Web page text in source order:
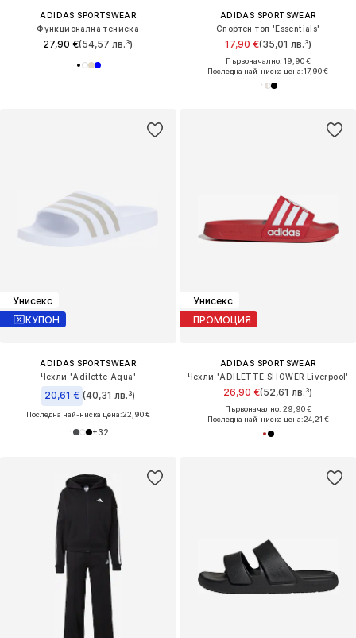
ADIDAS SPORTSWEAR
Функционална тениска
27,90 €(54,57 лв.³)
ADIDAS SPORTSWEAR
Спортен топ 'Essentials'
17,90 €(35,01 лв.³)
Първоначално: 19,90 €
Последна най-ниска цена:17,90 €
Унисекс
КУПОН
ADIDAS SPORTSWEAR
Чехли 'Adilette Aqua'
20,61 € (40,31 лв.³)
Последна най-ниска цена:22,90 €
+32
Унисекс
ПРОМОЦИЯ
ADIDAS SPORTSWEAR
Чехли 'ADILETTE SHOWER Liverpool'
26,90 €(52,61 лв.³)
Първоначално: 29,90 €
Последна най-ниска цена:24,21 €